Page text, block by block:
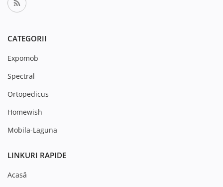
CATEGORII
Expomob
Spectral
Ortopedicus
Homewish
Mobila-Laguna
LINKURI RAPIDE
Acasă